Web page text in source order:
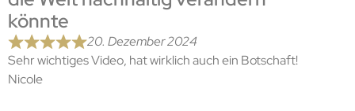
könnte
20. Dezember 2024
Sehr wichtiges Video, hat wirklich auch ein Botschaft!
Nicole